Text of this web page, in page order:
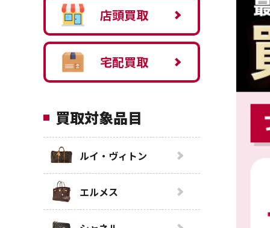
店頭買取
宅配買取
買取対象品目
ルイ・ヴィトン
エルメス